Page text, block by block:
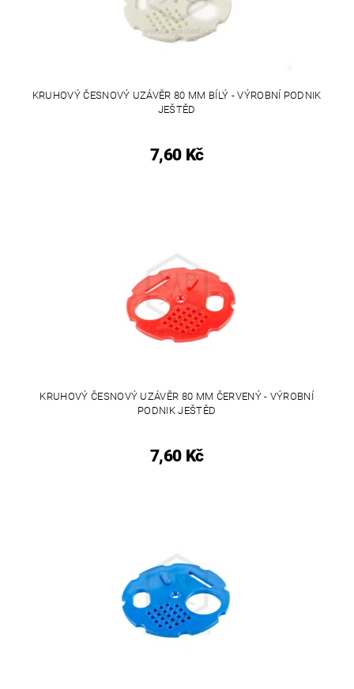
KRUHOVÝ ČESNOVÝ UZÁVĚR 80 MM BÍLÝ - VÝROBNÍ PODNIK
JEŠTĚD
7,60 Kč
KRUHOVÝ ČESNOVÝ UZÁVĚR 80 MM ČERVENÝ - VÝROBNÍ
PODNIK JEŠTĚD
7,60 Kč